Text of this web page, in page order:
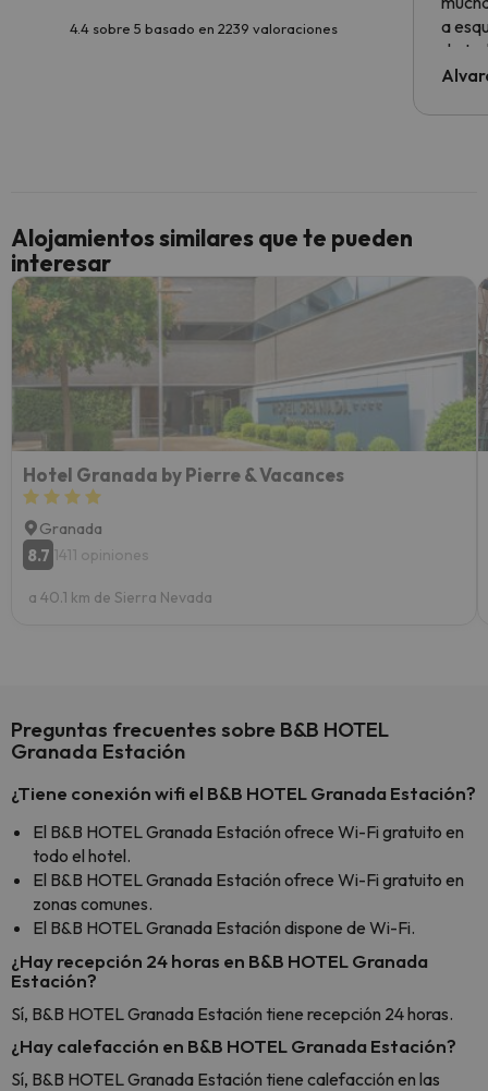
4.4 sobre 5 basado en 2239 valoraciones
a
de
al
culpa
Alojamientos similares que te pueden
interesar
Hotel Granada by Pierre & Vacances
Granada
8.7 1411 opiniones
a 40.1 km de Sierra Nevada
Preguntas frecuentes sobre B&B HOTEL
Granada Estación
¿Tiene conexión wifi el B&B HOTEL Granada Estación?
El B&B HOTEL Granada Estación ofrece Wi-Fi gratuito en
todo el hotel.
El B&B HOTEL Granada Estación ofrece Wi-Fi gratuito en
zonas comunes.
El B&B HOTEL Granada Estación dispone de Wi-Fi.
¿Hay recepción 24 horas en B&B HOTEL Granada
Estación?
Sí, B&B HOTEL Granada Estación tiene recepción 24 horas.
¿Hay calefacción en B&B HOTEL Granada Estación?
Sí, B&B HOTEL Granada Estación tiene calefacción en las